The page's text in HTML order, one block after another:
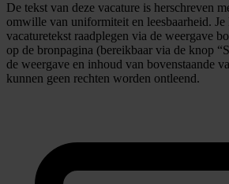
De tekst van deze vacature is herschreven
omwille van uniformiteit en leesbaarheid.
vacaturetekst raadplegen via de weergave
op de bronpagina (bereikbaar via de knop
de weergave en inhoud van bovenstaande
kunnen geen rechten worden ontleend.